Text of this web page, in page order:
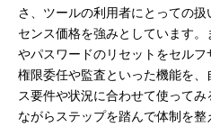
さ、ツールの利用者にとっての
センス価格を強みとしています
やパスワードのリセットをセル
権限委任や監査といった機能を
ス要件や状況に合わせて使って
ながらステップを踏んで体制を